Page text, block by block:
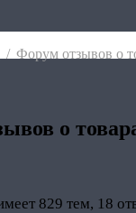
/ Форум отзывов о
о
829 тем, 18